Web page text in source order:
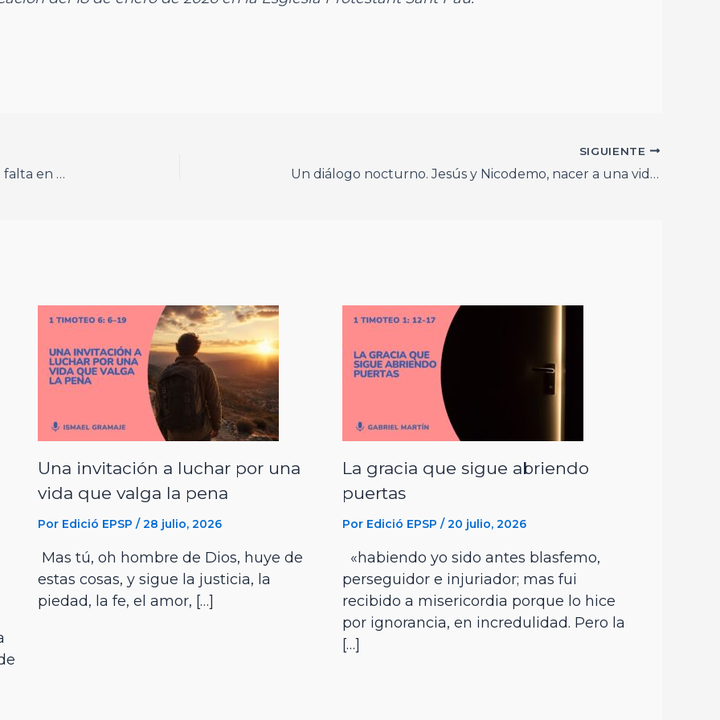
Las bodas de Caná. Cuando Jesús transforma la falta en abundancia
SIGUIENTE
Un diálogo nocturno. Jesús y Nicodemo, nacer a una vida nueva
Una invitación a luchar por una
vida que valga la pena
Por Edició EPSP/28 julio, 2026
Mas tú, oh hombre de Dios, huye de
estas cosas, y sigue la justicia, la
piedad, la fe, el amor, […]
La gracia que sigue abriendo
puertas
Por Edició EPSP / 20 julio, 2026
«habiendo yo sido antes blasfemo,
perseguidor e injuriador; mas fui
recibido a misericordia porque lo hice
por ignorancia, en incredulidad. Pero la
[…]